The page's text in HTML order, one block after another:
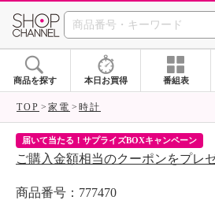
SHOP
商品を探す 本日お買得 番組表
TOP 家電 時計
届いて当たる！サプライズBOXキャンペーン
ご購入金額相当のクーポンをプレ
商品番号：777470